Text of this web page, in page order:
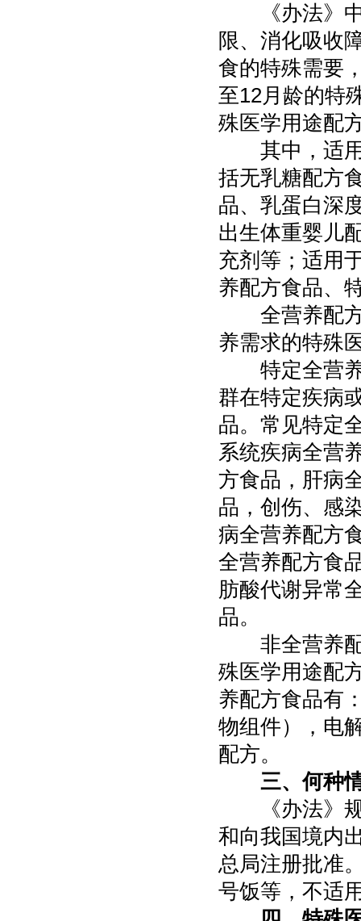
《办法》中
限、消化吸收
食的特殊需要
至12月龄的特
殊医学用途配
其中，适用
括无乳糖配方
品、乳蛋白深
出生体重婴儿
充剂等；适用
养配方食品、
全营养配方
养需求的特殊
特定全营养
群在特定疾病
品。常见特定
系统疾病全营
方食品，肝病
品，创伤、感
病全营养配方
全营养配方食
肪酸代谢异常
品。
非全营养配
殊医学用途配
养配方食品有
物组件），电
配方。
三、何种
《办法》规
和向我国境内
总局注册批准
号饭等，不适